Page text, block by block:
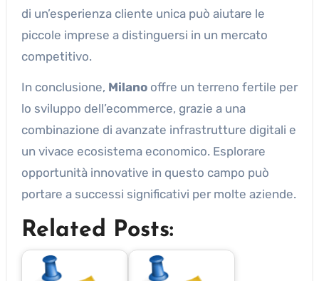
di un’esperienza cliente unica può aiutare le
piccole imprese a distinguersi in un mercato
competitivo.
In conclusione, Milanooffre un terreno fertile per
lo sviluppo dell’ecommerce, grazie a una
combinazione di avanzate infrastrutture digitali e
un vivace ecosistema economico. Esplorare
opportunità innovative in questo campo può
portare a successi significativi per molte aziende.
Related Posts: